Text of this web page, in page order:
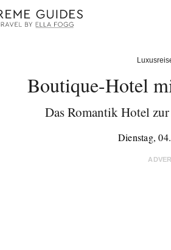
Boutique-Hotel
Das Romantik Hotel
Dienstag,